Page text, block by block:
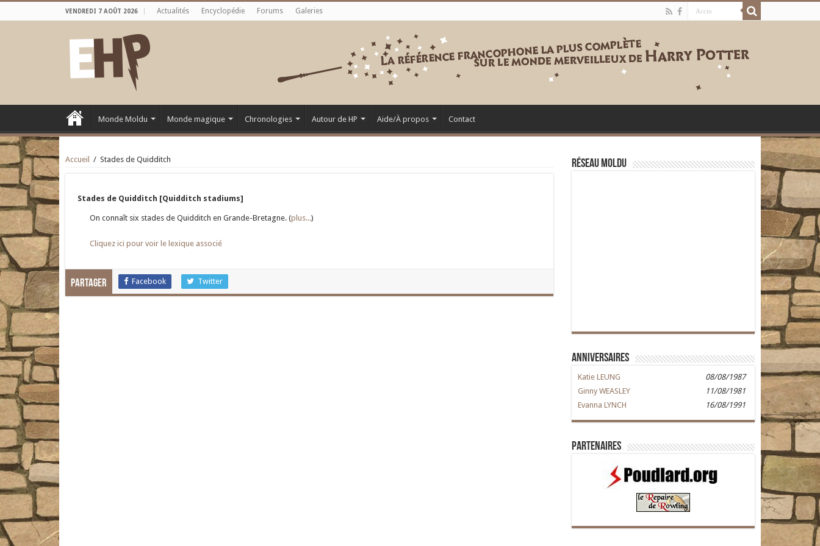
VENDREDI 7 AOÛT 2026 Actualités Encyclopédie Forums Galeries
Monde Moldu Monde magique Chronologies Autour de HP Aide/À propos Contact
Accueil / Stades de Quidditch
Stades de Quidditch [Quidditch stadiums]
On connaît six stades de Quidditch en Grande-Bretagne. (plus...)
Cliquez ici pour voir le lexique associé
Partager Facebook Twitter
Réseau moldu
Anniversaires
Katie LEUNG
08/08/1987
Ginny WEASLEY
11/08/1981
Evanna LYNCH
16/08/1991
Partenaires